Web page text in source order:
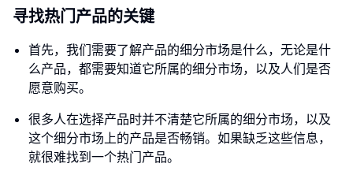
寻找热门产品的关键
首先，我们需要了解产品的细分市场是什么，无论是什
么产品，都需要知道它所属的细分市场，以及人们是否
愿意购买。
很多人在选择产品时并不清楚它所属的细分市场，以及
这个细分市场上的产品是否畅销。如果缺乏这些信息，
就很难找到一个热门产品。